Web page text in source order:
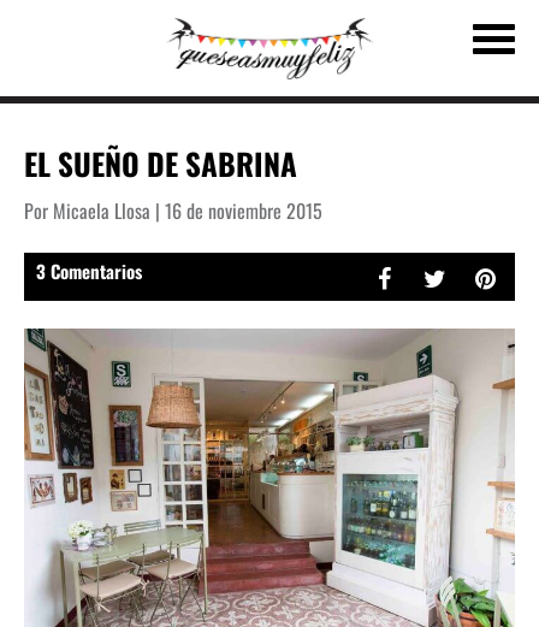
EL SUEÑO DE SABRINA
Por Micaela Llosa | 16 de noviembre 2015
3 Comentarios